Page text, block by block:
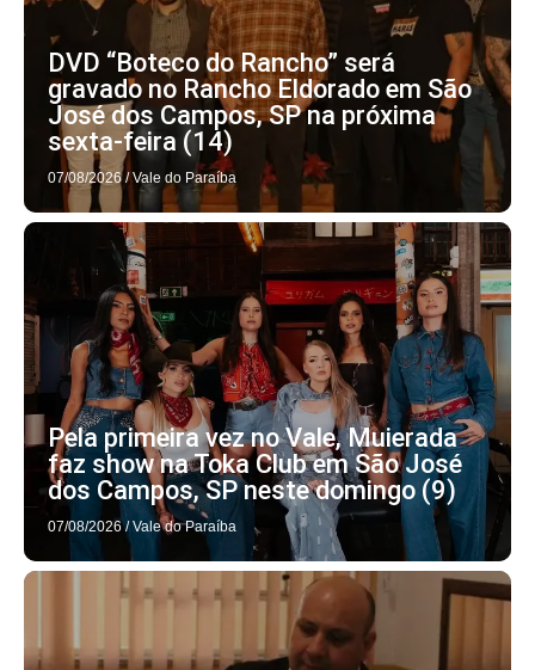
DVD “Boteco do Rancho” será
gravado no Rancho Eldorado em São
José dos Campos, SP na próxima
sexta-feira (14)
07/08/2026 / Vale do Paraíba
Pela primeira vez no Vale, Muierada
faz show na Toka Club em São José
dos Campos, SP neste domingo (9)
07/08/2026 / Vale do Paraíba